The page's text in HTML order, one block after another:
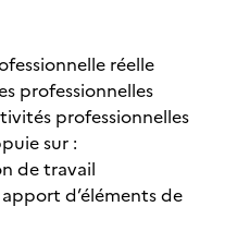
réelle
professionnelles
professionnelles
sur :
de travail
d’éléments de